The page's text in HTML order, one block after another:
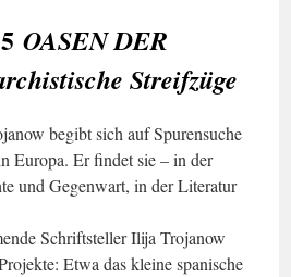
OASEN DER
Streifzüge
begibt sich auf Spurensuche
Europa. Er findet sie – in der
und Gegenwart, in der Literatur
Schriftsteller Ilija Trojanow
Etwa das kleine spanische